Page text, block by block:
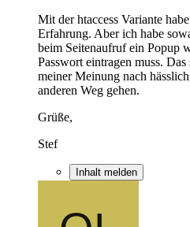
Mit der htaccess Variante
Erfahrung. Aber ich habe
beim Seitenaufruf ein Popup
Passwort eintragen muss.
meiner Meinung nach
anderen Weg gehen.
Grüße,
Stef
Inhalt melden